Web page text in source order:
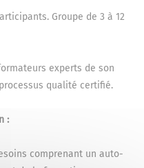
une
l’IA dans son
Élaborer une mini-
Groupe de 3 à 12
experts de son
qualité certifié.
:
comprenant un auto-